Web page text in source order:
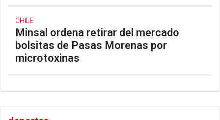
CHILE
Minsal ordena retirar del mercado
bolsitas de Pasas Morenas por
microtoxinas